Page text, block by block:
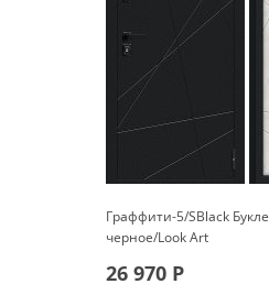
Граффити-5/SBlack Букле
черное/Look Art
26 970 Р